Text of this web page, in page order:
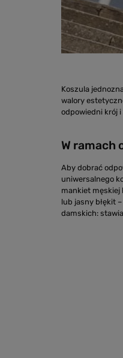
Koszula
walory
odpowiedni krój
W ramach
Aby dobrać
uniwersalnego
mankiet męskiej
lub jasny błękit
damskich: